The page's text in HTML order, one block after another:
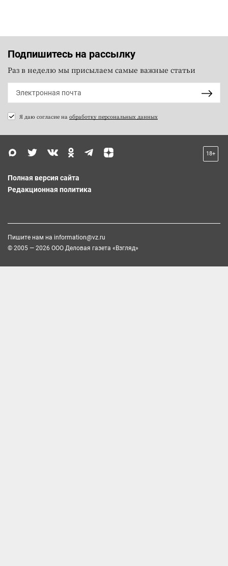
Подпишитесь на рассылку
Раз в неделю мы присылаем самые важные статьи
Я даю согласие на обработку персональных данных
18+
Полная версия сайта
Редакционная политика
Пишите нам на information@vz.ru
© 2005 — 2026 ООО Деловая газета «Взгляд»